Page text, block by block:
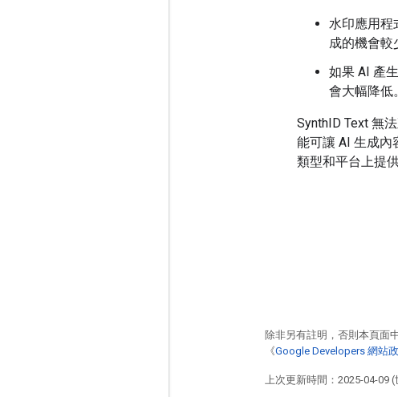
水印應用程
成的機會較
如果 AI 產
會大幅降低。
SynthID Text 無
能可讓 AI 生成內
類型和平台上提
除非另有註明，否則本頁面
《Google Developers 網站
上次更新時間：2025-04-09 (